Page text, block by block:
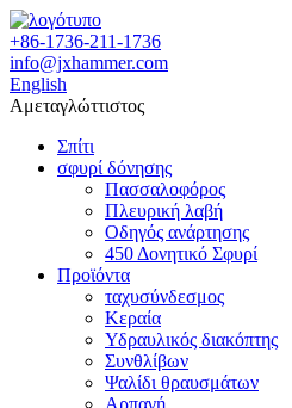
+86-1736-211-1736
info@jxhammer.com
English
Αμεταγλώττιστος
Σπίτι
σφυρί δόνησης
Πασσαλοφόρος
Πλευρική λαβή
Οδηγός ανάρτησης
450 Δονητικό Σφυρί
Προϊόντα
ταχυσύνδεσμος
Κεραία
Υδραυλικός διακόπτης
Συνθλίβων
Ψαλίδι θραυσμάτων
Αρπαγή